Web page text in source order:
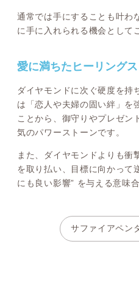
通常では手にすることも叶わ
に手に入れられる機会として
愛に満ちたヒーリング
ダイヤモンドに次ぐ硬度を持
は「恋人や夫婦の固い絆」を
ことから、御守りやプレゼン
気のパワーストーンです。
また、ダイヤモンドよりも衝
を取り払い、目標に向かって
にも良い影響” を与える意味
サファイアペン